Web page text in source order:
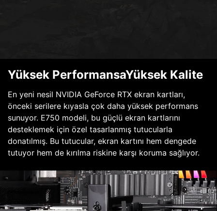
Yüksek PerformansaYüksek Kalite
En yeni nesil NVIDIA GeForce RTX ekran kartları,
önceki serilere kıyasla çok daha yüksek performans
sunuyor. E750 modeli, bu güçlü ekran kartlarını
desteklemek için özel tasarlanmış tutucularla
donatılmış. Bu tutucular, ekran kartını hem dengede
tutuyor hem de kırılma riskine karşı koruma sağlıyor.